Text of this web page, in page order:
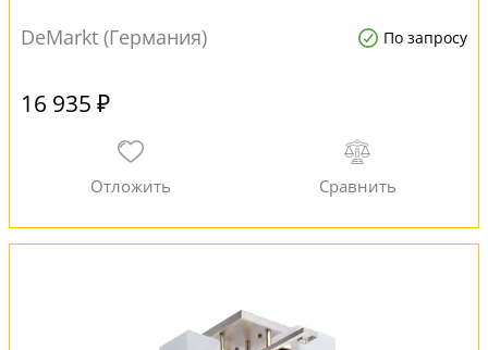
DeMarkt (Германия) По запросу
16 935 ₽